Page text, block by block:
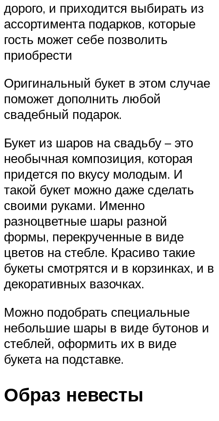
дорого, и приходится выбирать из
ассортимента подарков, которые
гость может себе позволить
приобрести
Оригинальный букет в этом случае
поможет дополнить любой
свадебный подарок.
Букет из шаров на свадьбу – это
необычная композиция, которая
придется по вкусу молодым. И
такой букет можно даже сделать
своими руками. Именно
разноцветные шары разной
формы, перекрученные в виде
цветов на стебле. Красиво такие
букеты смотрятся и в корзинках, и в
декоративных вазочках.
Можно подобрать специальные
небольшие шары в виде бутонов и
стеблей, оформить их в виде
букета на подставке.
Образ невесты